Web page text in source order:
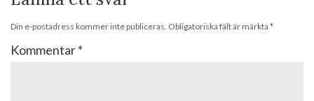
Din e-postadress kommer inte publiceras. Obligatoriska fält är märkta *
Kommentar*